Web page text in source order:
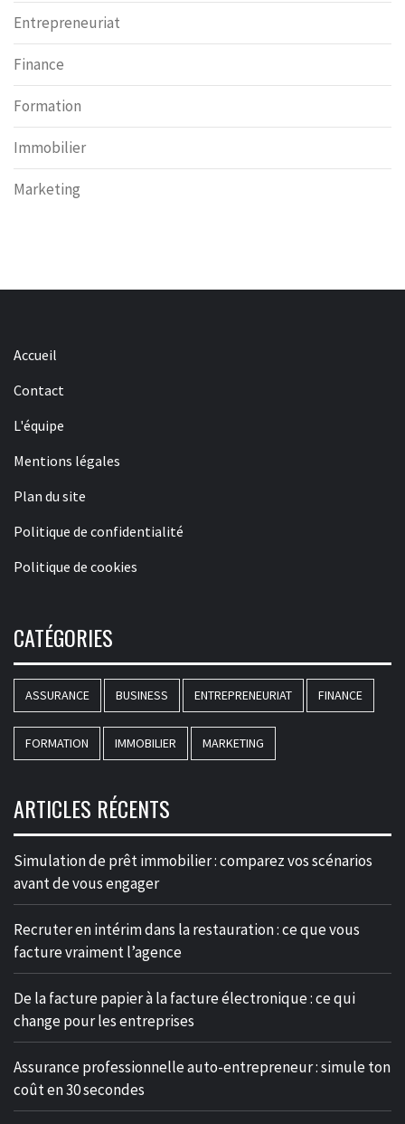
Entrepreneuriat
Finance
Formation
Immobilier
Marketing
Accueil
Contact
L'équipe
Mentions légales
Plan du site
Politique de confidentialité
Politique de cookies
CATÉGORIES
ASSURANCE BUSINESS ENTREPRENEURIAT FINANCE
FORMATION IMMOBILIER MARKETING
ARTICLES RÉCENTS
Simulation de prêt immobilier : comparez vos scénarios
avant de vous engager
Recruter en intérim dans la restauration : ce que vous
facture vraiment l’agence
De la facture papier à la facture électronique : ce qui
change pour les entreprises
Assurance professionnelle auto-entrepreneur : simule ton
coût en 30 secondes